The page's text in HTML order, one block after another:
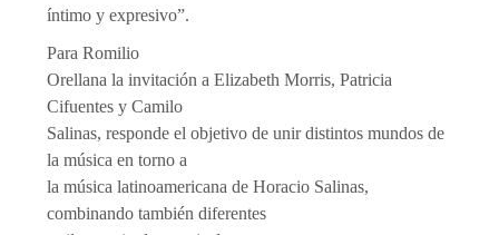
íntimo y expresivo”.
Para Romilio
Orellana la invitación a Elizabeth Morris, Patricia
Cifuentes y Camilo
Salinas, responde el objetivo de unir distintos mundos de
la música en torno a
la música latinoamericana de Horacio Salinas,
combinando también diferentes